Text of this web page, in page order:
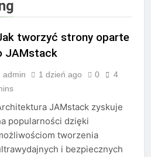
tworzyć strony oparte
JAMstack
admin 1 dzień ago 0
4
JAMstack zyskuje
popularności dzięki
tworzenia
i bezpiecznych